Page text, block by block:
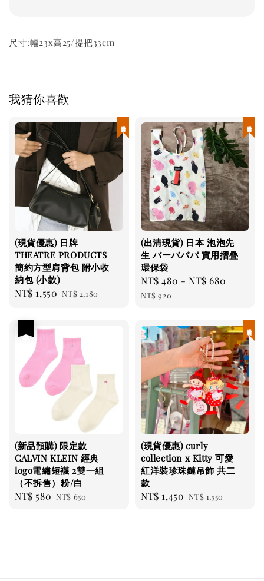
尺寸:幅23x高25/提把33cm
我猜你喜歡
(現貨優惠) 日牌
THEATRE PRODUCTS
簡約方型肩背包 附小收
納包 (小款)
Sale
NT$ 1,550 Regular
NT$ 2,180
(出清現貨) 日本 泡泡先
生 バーバパパ 實用摺疊
環保袋
Sale
price
NT$ 480 -NT$ 680
NT$ 920
(新品預購) 限定款
CALVIN KLEIN 經典
logo電繡短襪 2雙一組
（不拆售）粉/白
Sale
NT$ 580 Regular
NT$ 650
(現貨優惠) curly
collection x Kitty 可愛
紅洋裝珍珠鏈吊飾 共二
款
Sale
NT$ 1,450 Regular
NT$ 1,550